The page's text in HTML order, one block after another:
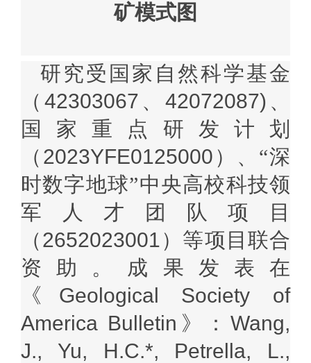
矿模式图
研究受国家自然科学基金
（ 42303067 、42072087) 、
国家重点研发计划
（ 2023YFE0125000 ）、“深
时数字地球”中央高校科技领
军人才团队项目
（2652023001）等项目联合
资助。成果发表在
《 Geological Society of
America Bulletin 》 ：Wang,
J., Yu, H.C.*, Petrella, L.,